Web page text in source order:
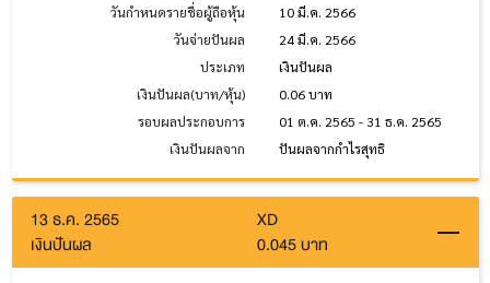
วันกำหนดรายชื่อผู้ถือหุ้น
10 มี.ค. 2566
วันจ่ายปันผล
24 มี.ค. 2566
ประเภท
เงินปันผล
เงินปันผล(บาท/หุ้น)
0.06 บาท
รอบผลประกอบการ
01 ต.ค. 2565 - 31 ธ.ค. 2565
เงินปันผลจาก
ปันผลจากกำไรสุทธิ
13 ธ.ค. 2565
XD
เงินปันผล
0.045 บาท